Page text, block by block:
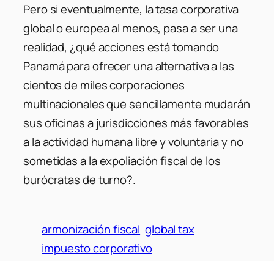
Pero si eventualmente, la tasa corporativa
global o europea al menos, pasa a ser una
realidad, ¿qué acciones está tomando
Panamá para ofrecer una alternativa a las
cientos de miles corporaciones
multinacionales que sencillamente mudarán
sus oficinas a jurisdicciones más favorables
a la actividad humana libre y voluntaria y no
sometidas a la expoliación fiscal de los
burócratas de turno?.
armonización fiscal global tax
impuesto corporativo